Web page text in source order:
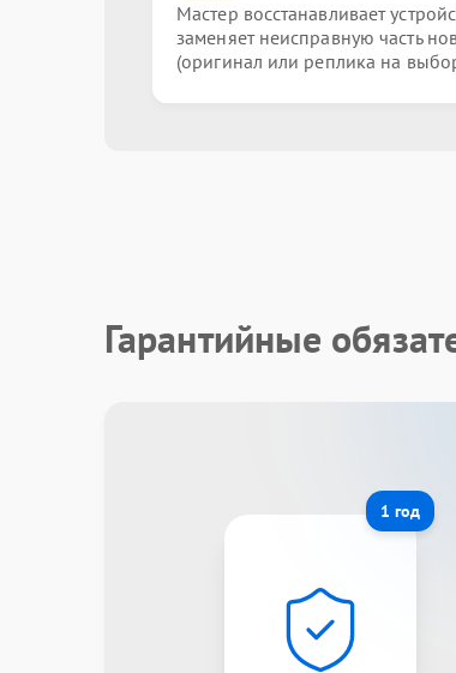
Мастер восстанавливает
заменяет неисправную часть
(оригинал или реплика на
Гарантийные
1 год